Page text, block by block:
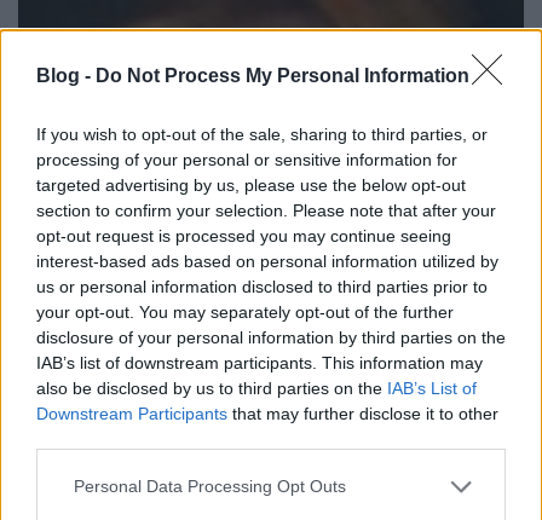
Blog - Do Not Process My Personal Information
If you wish to opt-out of the sale, sharing to third parties, or
processing of your personal or sensitive information for
targeted advertising by us, please use the below opt-out
section to confirm your selection. Please note that after your
opt-out request is processed you may continue seeing
interest-based ads based on personal information utilized by
us or personal information disclosed to third parties prior to
your opt-out. You may separately opt-out of the further
disclosure of your personal information by third parties on the
IAB’s list of downstream participants. This information may
also be disclosed by us to third parties on the IAB’s List of
Downstream Participants that may further disclose it to other
Please note that this website/app uses one or more Google
Personal Data Processing Opt Outs